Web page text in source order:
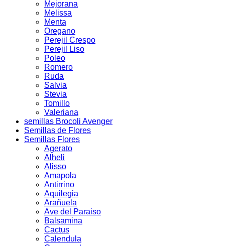
Mejorana
Melissa
Menta
Oregano
Perejil Crespo
Perejil Liso
Poleo
Romero
Ruda
Salvia
Stevia
Tomillo
Valeriana
semillas Brocoli Avenger
Semillas de Flores
Semillas Flores
Agerato
Alheli
Alisso
Amapola
Antirrino
Aquilegia
Arañuela
Ave del Paraiso
Balsamina
Cactus
Calendula